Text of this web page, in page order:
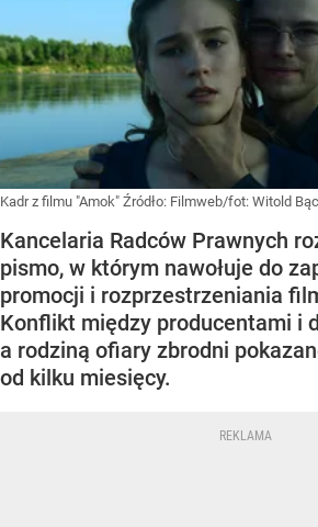
Kadr z filmu "Amok" Źródło: Filmweb/fot: Witold
Kancelaria Radców Prawnych
pismo, w którym nawołuje do
promocji i rozprzestrzeniania
Konflikt między producentami i
a rodziną ofiary zbrodni
od kilku miesięcy.